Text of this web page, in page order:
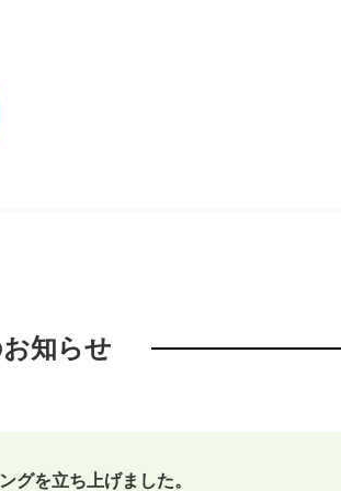
知らせ
グを立ち上げました。